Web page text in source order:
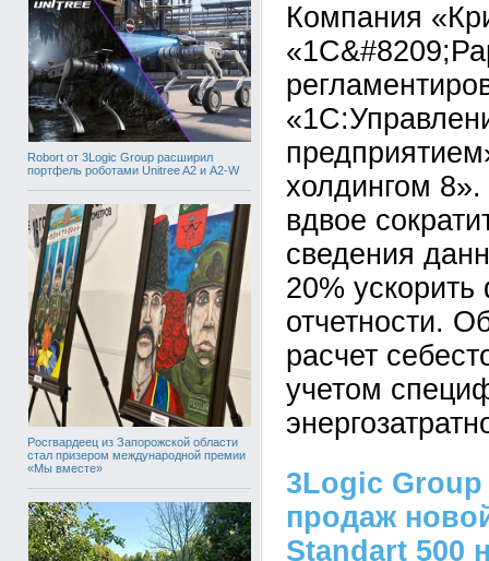
Robort от 3Logic Group расширил
портфель роботами Unitree A2 и A2-W
Росгвардеец из Запорожской области
стал призером международной премии
«Мы вместе»
Компания
холдингом
вдвое
сведения
20%
отчетности.
расчет
учетом
3Logic Group
продаж
Standart 500